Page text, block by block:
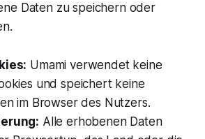
Daten zu speichern oder
Umami verwendet keine
und speichert keine
im Browser des Nutzers.
Alle erhobenen Daten